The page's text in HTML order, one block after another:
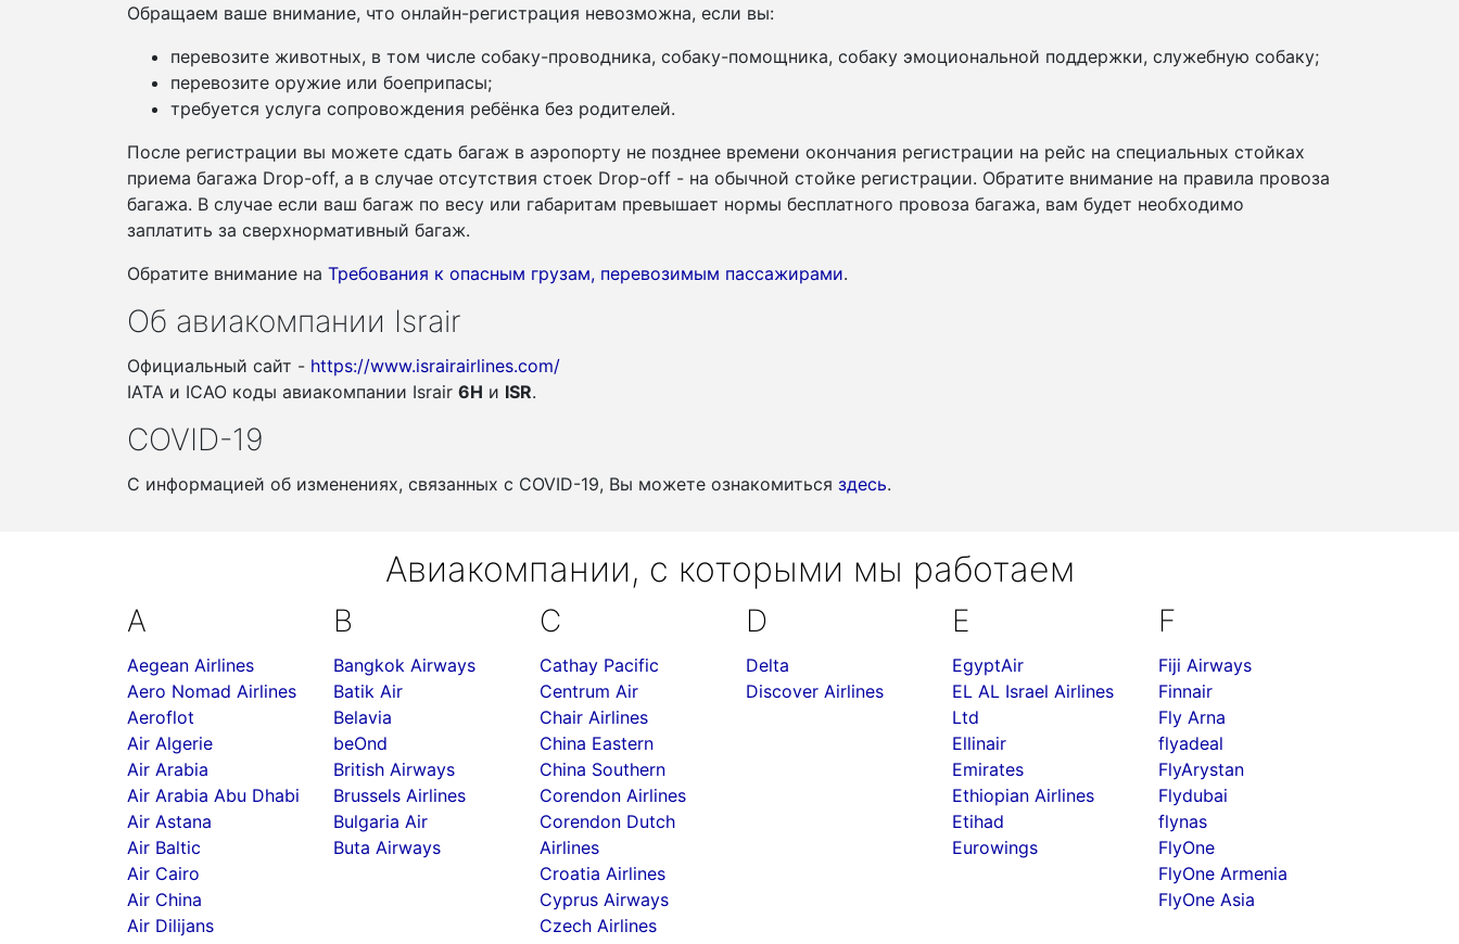
Обращаем ваше внимание, что онлайн-регистрация невозможна, если вы:
перевозите животных, в том числе собаку-проводника, собаку-помощника, собаку эмоциональной поддержки, служебную собаку;
перевозите оружие или боеприпасы;
требуется услуга сопровождения ребёнка без родителей.
После регистрации вы можете сдать багаж в аэропорту не позднее времени окончания регистрации на рейс на специальных стойках
приема багажа Drop-off, а в случае отсутствия стоек Drop-off - на обычной стойке регистрации. Обратите внимание на правила провоза
багажа. В случае если ваш багаж по весу или габаритам превышает нормы бесплатного провоза багажа, вам будет необходимо
заплатить за сверхнормативный багаж.
Обратите внимание на Требования к опасным грузам, перевозимым пассажирами.
Об авиакомпании Israir
Официальный сайт - https://www.israirairlines.com/
IATA и ICAO коды авиакомпании Israir 6H и ISR.
COVID-19
С информацией об изменениях, связанных c COVID-19, Вы можете ознакомиться здесь.
Авиакомпании, с которыми мы работаем
A
Aegean Airlines
Aero Nomad Airlines
Aeroflot
Air Algerie
Air Arabia
Air Arabia Abu Dhabi
Air Astana
Air Baltic
Air Cairo
Air China
Air Dilijans
B
Bangkok Airways
Batik Air
Belavia
beOnd
British Airways
Brussels Airlines
Bulgaria Air
Buta Airways
C
Cathay Pacific
Centrum Air
Chair Airlines
China Eastern
China Southern
Corendon Airlines
Corendon Dutch
Airlines
Croatia Airlines
Cyprus Airways
Czech Airlines
D
Delta
Discover Airlines
E
EgyptAir
EL AL Israel Airlines
Ltd
Ellinair
Emirates
Ethiopian Airlines
Etihad
Eurowings
F
Fiji Airways
Finnair
Fly Arna
flyadeal
FlyArystan
Flydubai
flynas
FlyOne
FlyOne Armenia
FlyOne Asia